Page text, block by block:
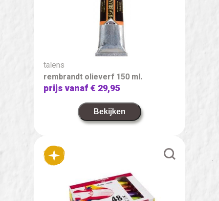
talens
rembrandt olieverf 150 ml.
prijs vanaf€ 29,95
Bekijken